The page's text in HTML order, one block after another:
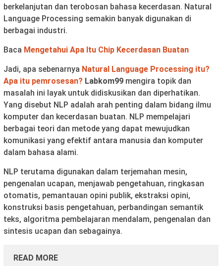
berkelanjutan dan terobosan bahasa kecerdasan. Natural
Language Processing semakin banyak digunakan di
berbagai industri.
Baca Mengetahui Apa Itu Chip Kecerdasan Buatan
Jadi, apa sebenarnya Natural Language Processing itu?
Apa itu pemrosesan? Labkom99 mengira topik dan
masalah ini layak untuk didiskusikan dan diperhatikan.
Yang disebut NLP adalah arah penting dalam bidang ilmu
komputer dan kecerdasan buatan. NLP mempelajari
berbagai teori dan metode yang dapat mewujudkan
komunikasi yang efektif antara manusia dan komputer
dalam bahasa alami.
NLP terutama digunakan dalam terjemahan mesin,
pengenalan ucapan, menjawab pengetahuan, ringkasan
otomatis, pemantauan opini publik, ekstraksi opini,
konstruksi basis pengetahuan, perbandingan semantik
teks, algoritma pembelajaran mendalam, pengenalan dan
sintesis ucapan dan sebagainya.
READ MORE